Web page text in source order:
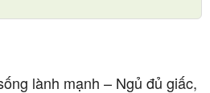
lành mạnh – Ngủ đủ giấc,